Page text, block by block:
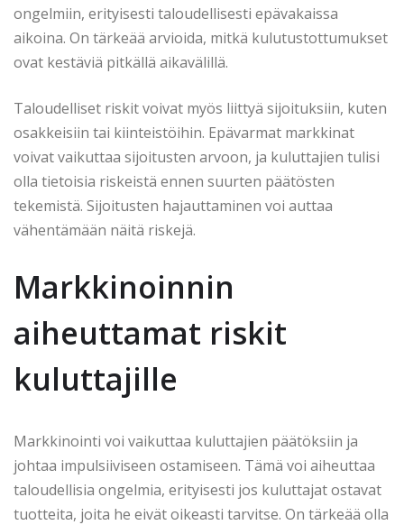
ongelmiin, erityisesti taloudellisesti epävakaissa
aikoina. On tärkeää arvioida, mitkä kulutustottumukset
ovat kestäviä pitkällä aikavälillä.
Taloudelliset riskit voivat myös liittyä sijoituksiin, kuten
osakkeisiin tai kiinteistöihin. Epävarmat markkinat
voivat vaikuttaa sijoitusten arvoon, ja kuluttajien tulisi
olla tietoisia riskeistä ennen suurten päätösten
tekemistä. Sijoitusten hajauttaminen voi auttaa
vähentämään näitä riskejä.
Markkinoinnin
aiheuttamat riskit
kuluttajille
Markkinointi voi vaikuttaa kuluttajien päätöksiin ja
johtaa impulsiiviseen ostamiseen. Tämä voi aiheuttaa
taloudellisia ongelmia, erityisesti jos kuluttajat ostavat
tuotteita, joita he eivät oikeasti tarvitse. On tärkeää olla